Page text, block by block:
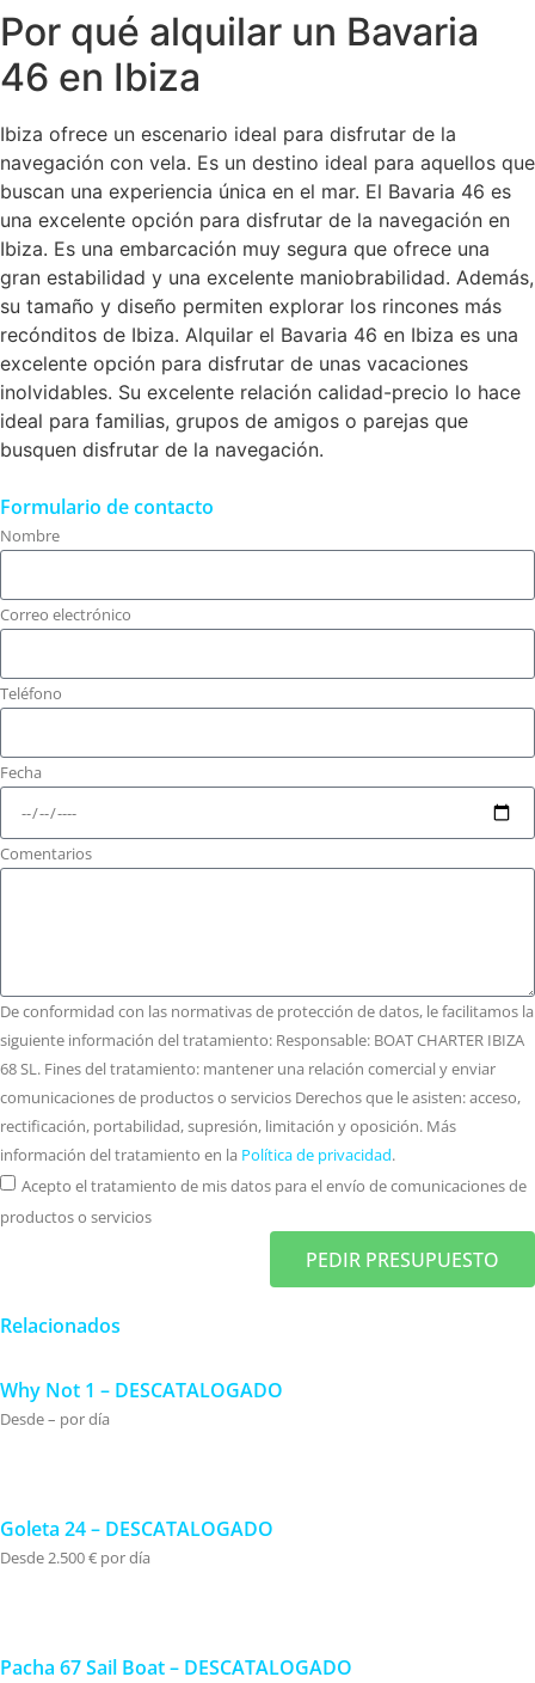
Por qué alquilar un Bavaria
46 en Ibiza
Ibiza ofrece un escenario ideal para disfrutar de la
navegación con vela. Es un destino ideal para aquellos que
buscan una experiencia única en el mar. El Bavaria 46 es
una excelente opción para disfrutar de la navegación en
Ibiza. Es una embarcación muy segura que ofrece una
gran estabilidad y una excelente maniobrabilidad. Además,
su tamaño y diseño permiten explorar los rincones más
recónditos de Ibiza. Alquilar el Bavaria 46 en Ibiza es una
excelente opción para disfrutar de unas vacaciones
inolvidables. Su excelente relación calidad-precio lo hace
ideal para familias, grupos de amigos o parejas que
busquen disfrutar de la navegación.
Formulario de contacto
Nombre
Correo electrónico
Teléfono
Fecha
Comentarios
De conformidad con las normativas de protección de datos, le facilitamos la
siguiente información del tratamiento: Responsable: BOAT CHARTER IBIZA
68 SL. Fines del tratamiento: mantener una relación comercial y enviar
comunicaciones de productos o servicios Derechos que le asisten: acceso,
rectificación, portabilidad, supresión, limitación y oposición. Más
información del tratamiento en la Política de privacidad.
Acepto el tratamiento de mis datos para el envío de comunicaciones de
productos o servicios
PEDIR PRESUPUESTO
Relacionados
Why Not 1 – DESCATALOGADO
Desde – por día
Goleta 24 – DESCATALOGADO
Desde 2.500 € por día
Pacha 67 Sail Boat – DESCATALOGADO